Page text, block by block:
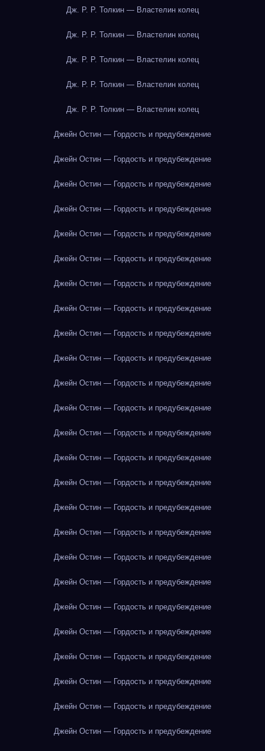
Дж. Р. Р. Толкин — Властелин колец
Дж. Р. Р. Толкин — Властелин колец
Дж. Р. Р. Толкин — Властелин колец
Дж. Р. Р. Толкин — Властелин колец
Дж. Р. Р. Толкин — Властелин колец
Джейн Остин — Гордость и предубеждение
Джейн Остин — Гордость и предубеждение
Джейн Остин — Гордость и предубеждение
Джейн Остин — Гордость и предубеждение
Джейн Остин — Гордость и предубеждение
Джейн Остин — Гордость и предубеждение
Джейн Остин — Гордость и предубеждение
Джейн Остин — Гордость и предубеждение
Джейн Остин — Гордость и предубеждение
Джейн Остин — Гордость и предубеждение
Джейн Остин — Гордость и предубеждение
Джейн Остин — Гордость и предубеждение
Джейн Остин — Гордость и предубеждение
Джейн Остин — Гордость и предубеждение
Джейн Остин — Гордость и предубеждение
Джейн Остин — Гордость и предубеждение
Джейн Остин — Гордость и предубеждение
Джейн Остин — Гордость и предубеждение
Джейн Остин — Гордость и предубеждение
Джейн Остин — Гордость и предубеждение
Джейн Остин — Гордость и предубеждение
Джейн Остин — Гордость и предубеждение
Джейн Остин — Гордость и предубеждение
Джейн Остин — Гордость и предубеждение
Джейн Остин — Гордость и предубеждение